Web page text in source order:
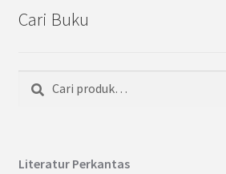
Cari Buku
Pencarian
Cari
Literatur Perkantas